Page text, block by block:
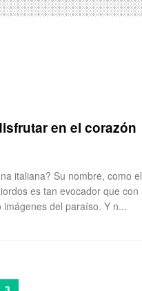
en el corazón
italiana? Su nombre, como el
es tan evocador que con
del paraíso. Y n...